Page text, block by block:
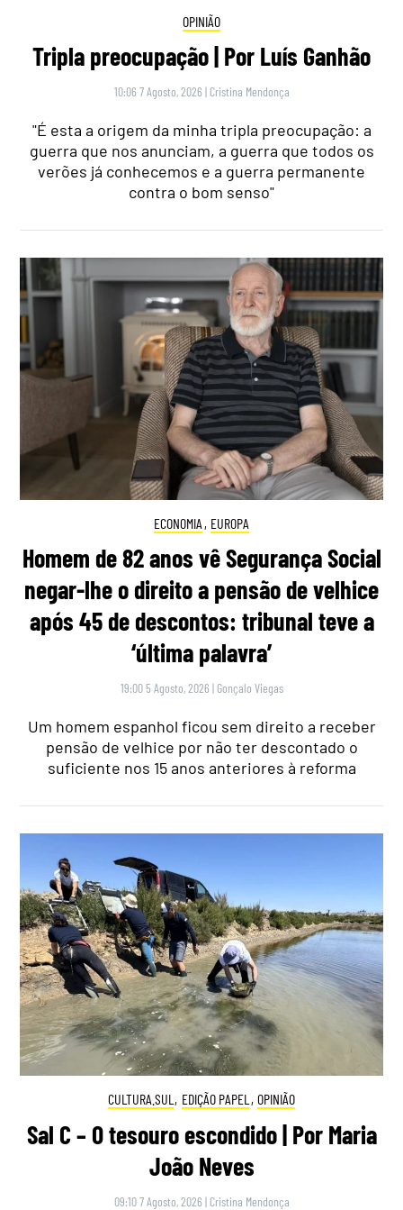
OPINIÃO
Tripla preocupação | Por Luís Ganhão
10:06 7 Agosto, 2026 | Cristina Mendonça
"É esta a origem da minha tripla preocupação: a
guerra que nos anunciam, a guerra que todos os
verões já conhecemos e a guerra permanente
contra o bom senso"
ECONOMIA , EUROPA
Homem de 82 anos vê Segurança Social
negar-lhe o direito a pensão de velhice
após 45 de descontos: tribunal teve a
‘última palavra’
19:00 5 Agosto, 2026 | Gonçalo Viegas
Um homem espanhol ficou sem direito a receber
pensão de velhice por não ter descontado o
suficiente nos 15 anos anteriores à reforma
CULTURA.SUL , EDIÇÃO PAPEL , OPINIÃO
Sal C – O tesouro escondido | Por Maria
João Neves
09:10 7 Agosto, 2026 | Cristina Mendonça